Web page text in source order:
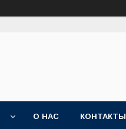
О НАС КОНТАКТЫ